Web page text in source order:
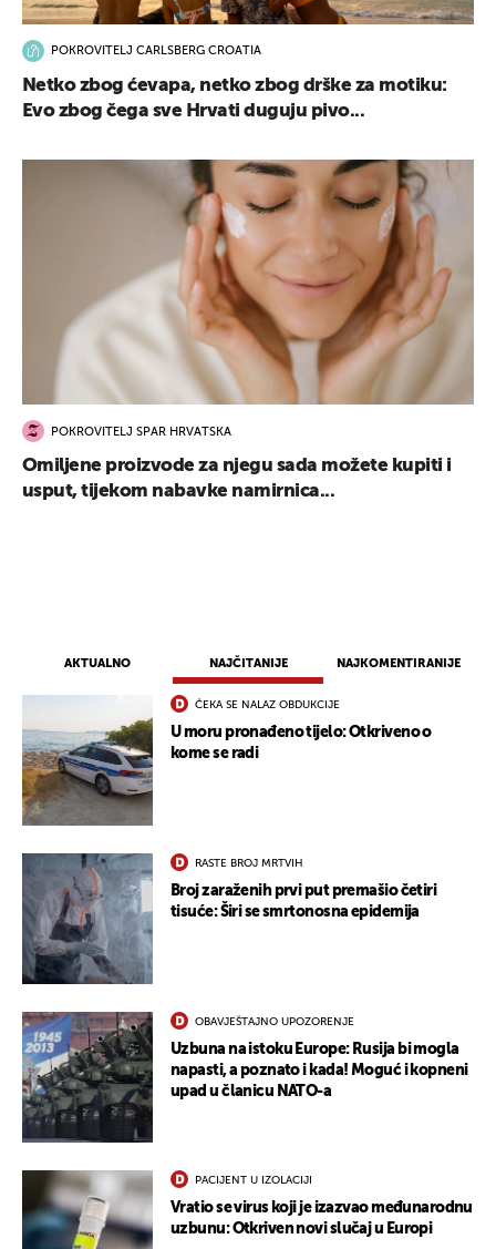
AKTUALNO NAJČITANIJE NAJKOMENTIRANIJE
ČEKA SE NALAZ OBDUKCIJE
U moru pronađeno tijelo: Otkriveno o
kome se radi
RASTE BROJ MRTVIH
Broj zaraženih prvi put premašio četiri
tisuće: Širi se smrtonosna epidemija
OBAVJEŠTAJNO UPOZORENJE
Uzbuna na istoku Europe: Rusija bi mogla
napasti, a poznato i kada! Moguć i kopneni
upad u članicu NATO-a
PACIJENT U IZOLACIJI
Vratio se virus koji je izazvao međunarodnu
uzbunu: Otkriven novi slučaj u Europi
POKROVITELJ CARLSBERG CROATIA
Netko zbog ćevapa, netko zbog drške za motiku:
Evo zbog čega sve Hrvati duguju pivo...
POKROVITELJ SPAR HRVATSKA
Omiljene proizvode za njegu sada možete kupiti i
usput, tijekom nabavke namirnica...